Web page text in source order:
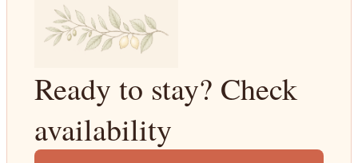
Ready to stay? Check
availability